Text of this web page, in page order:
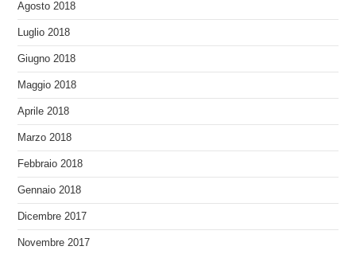
Agosto 2018
Luglio 2018
Giugno 2018
Maggio 2018
Aprile 2018
Marzo 2018
Febbraio 2018
Gennaio 2018
Dicembre 2017
Novembre 2017